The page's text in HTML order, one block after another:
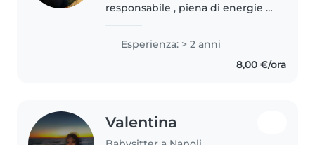
responsabile , piena di energie e
faccende domestiche e aiuto
compiti. , Sono disponibile per
Esperienza: > 2 anni
8,00 €/ora
Valentina